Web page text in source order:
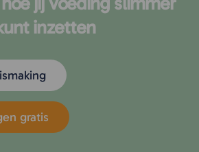
inzetten
gratis